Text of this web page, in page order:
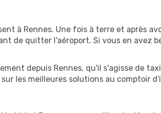
à Rennes. Une fois à terre et après
de quitter l'aéroport. Si vous en avez
depuis Rennes, qu'il s'agisse de
les meilleures solutions au comptoir